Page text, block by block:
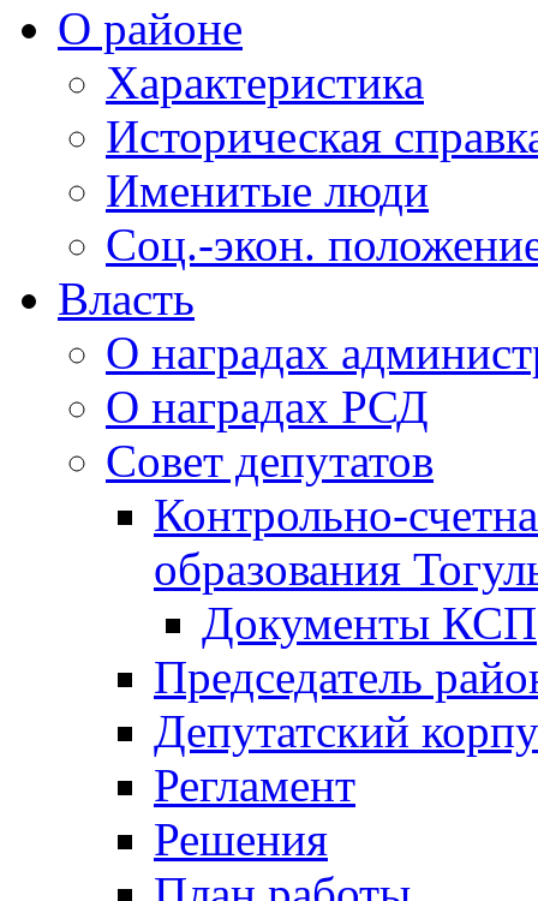
О районе
Характеристика
Историческая
Именитые люди
Соц.-экон.
Власть
О наградах
О наградах РСД
Совет депутатов
Контрольно-
образования
Документы КСП
Председатель
Депутатский
Регламент
Решения